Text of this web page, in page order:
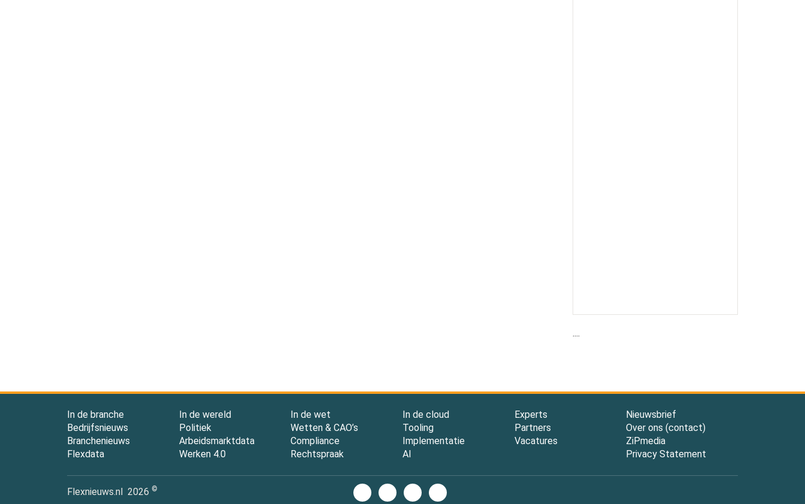
....
In de branche
Bedrijfsnieuws
Branchenieuws
Flexdata
In de wereld
Politiek
Arbeidsmarktdata
Werken 4.0
In de wet
Wetten & CAO’s
Compliance
Rechtspraak
In de cloud
Tooling
Implementatie
AI
Experts
Partners
Vacatures
Nieuwsbrief
Over ons (contact)
ZiPmedia
Privacy Statement
Flexnieuws.nl 2026 ©